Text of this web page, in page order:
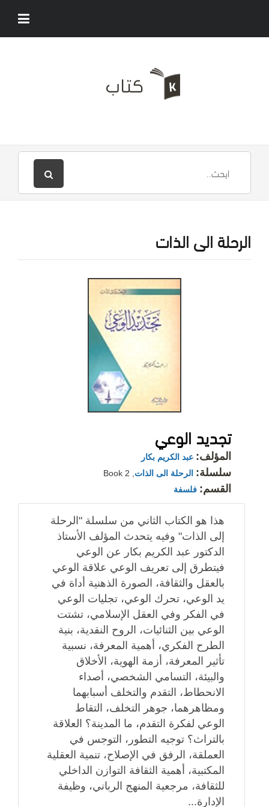
الرحلة الى الذات
تجديد الوعي
المؤلف: عبد الكريم بكار
سلسلة: الرحلة الى الذات
القسم: فلسفة
هذا هو الكتاب الثاني من سلسلة "الرحلة
إلى الذات" وفيه يتحدث المؤلف الأستاذ
الدكتور عبد الكريم بكار عن الوعي
فيتطرق إلى تعريف الوعي علاقة الوعي
بالعقل والثقافة، الصورة الذهنية أداة في
يد الوعي، تحرك الوعي، تجليات الوعي
في الفكر وفي العقل الإسلامي، تشتت
الوعي بين الثنائيات، الروح النقدية، بنية
الطرح الفكري، أهمية المعرفة، نسبية
تأثير المعرفة، أزمة الهوية، الأخلاق
والبيئة، التسامي الشخصي، أصداء
الانحطاط، التقدم والتخلف أسبابهما
ومظاهرهما، جوهر التخلف، التقاط
الوعي لفكرة التقدم، ما المدينة؟ العلاقة
بالتراث؟ توجيه التطور، التوجس في
العملقة، الرفق في الإصلاح، تنمية العقلية
المكتبية، أهمية الثقافة التوازن الداخلي
للثقافة، مرجعية المنهج الرباني، وظيفة
الإدارة...